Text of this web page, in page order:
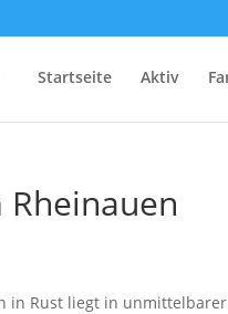
Startseite Aktiv
in Rust liegt in